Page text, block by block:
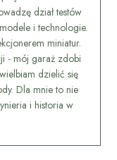
dział testów
i technologie.
miniatur.
- mój garaż zdobi
dzielić się
Dla mnie to nie
i historia w